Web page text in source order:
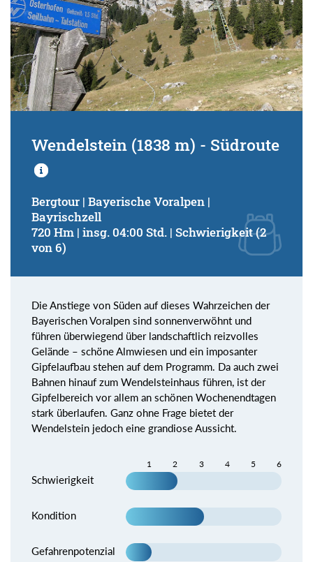
Wendelstein (1838 m) - Südroute
Bergtour | Bayerische Voralpen |
Bayrischzell
720 Hm | insg. 04:00 Std. | Schwierigkeit (2
von 6)
Die Anstiege von Süden auf dieses Wahrzeichen der
Bayerischen Voralpen sind sonnenverwöhnt und
führen überwiegend über landschaftlich reizvolles
Gelände – schöne Almwiesen und ein imposanter
Gipfelaufbau stehen auf dem Programm. Da auch zwei
Bahnen hinauf zum Wendelsteinhaus führen, ist der
Gipfelbereich vor allem an schönen Wochenendtagen
stark überlaufen. Ganz ohne Frage bietet der
Wendelstein jedoch eine grandiose Aussicht.
1 2 3 4 5 6
Schwierigkeit
Kondition
Gefahrenpotenzial